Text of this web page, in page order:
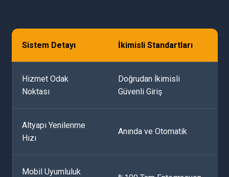
Sistem Detayı İkimisli Standartları
Hizmet Odak
Noktası
Doğrudan İkimisli
Güvenli Giriş
Altyapı Yenilenme
Hızı
Anında ve Otomatik
Mobil Uyumluluk